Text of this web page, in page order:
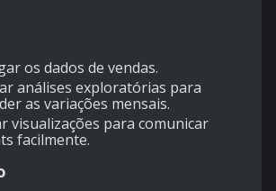
os dados de vendas.
análises exploratórias para
as variações mensais.
visualizações para comunicar
facilmente.